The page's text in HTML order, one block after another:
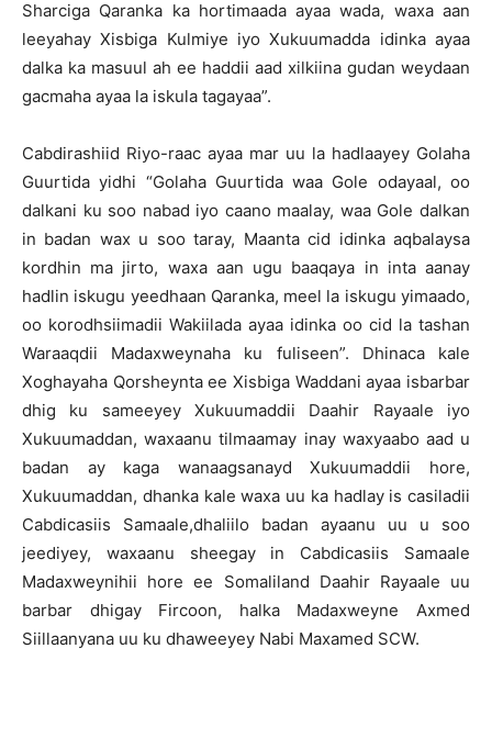
Sharciga Qaranka ka hortimaada ayaa wada, waxa aan
leeyahay Xisbiga Kulmiye iyo Xukuumadda idinka ayaa
dalka ka masuul ah ee haddii aad xilkiina gudan weydaan
gacmaha ayaa la iskula tagayaa”.
Cabdirashiid Riyo-raac ayaa mar uu la hadlaayey Golaha
Guurtida yidhi “Golaha Guurtida waa Gole odayaal, oo
dalkani ku soo nabad iyo caano maalay, waa Gole dalkan
in badan wax u soo taray, Maanta cid idinka aqbalaysa
kordhin ma jirto, waxa aan ugu baaqaya in inta aanay
hadlin iskugu yeedhaan Qaranka, meel la iskugu yimaado,
oo korodhsiimadii Wakiilada ayaa idinka oo cid la tashan
Waraaqdii Madaxweynaha ku fuliseen”. Dhinaca kale
Xoghayaha Qorsheynta ee Xisbiga Waddani ayaa isbarbar
dhig ku sameeyey Xukuumaddii Daahir Rayaale iyo
Xukuumaddan, waxaanu tilmaamay inay waxyaabo aad u
badan ay kaga wanaagsanayd Xukuumaddii hore,
Xukuumaddan, dhanka kale waxa uu ka hadlay is casiladii
Cabdicasiis Samaale,dhaliilo badan ayaanu uu u soo
jeediyey, waxaanu sheegay in Cabdicasiis Samaale
Madaxweynihii hore ee Somaliland Daahir Rayaale uu
barbar dhigay Fircoon, halka Madaxweyne Axmed
Siillaanyana uu ku dhaweeyey Nabi Maxamed SCW.